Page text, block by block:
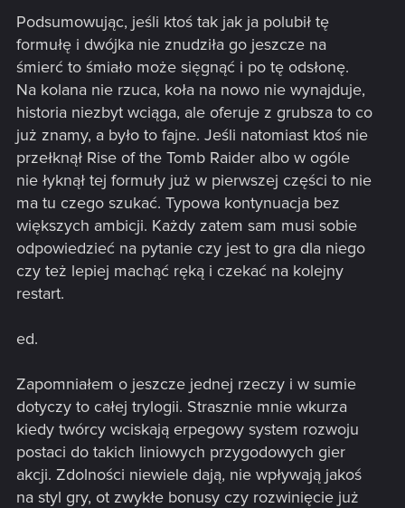
Podsumowując, jeśli ktoś tak jak ja polubił tę
formułę i dwójka nie znudziła go jeszcze na
śmierć to śmiało może sięgnąć i po tę odsłonę.
Na kolana nie rzuca, koła na nowo nie wynajduje,
historia niezbyt wciąga, ale oferuje z grubsza to co
już znamy, a było to fajne. Jeśli natomiast ktoś nie
przełknął Rise of the Tomb Raider albo w ogóle
nie łyknął tej formuły już w pierwszej części to nie
ma tu czego szukać. Typowa kontynuacja bez
większych ambicji. Każdy zatem sam musi sobie
odpowiedzieć na pytanie czy jest to gra dla niego
czy też lepiej machąć ręką i czekać na kolejny
restart.
ed.
Zapomniałem o jeszcze jednej rzeczy i w sumie
dotyczy to całej trylogii. Strasznie mnie wkurza
kiedy twórcy wciskają erpegowy system rozwoju
postaci do takich liniowych przygodowych gier
akcji. Zdolności niewiele dają, nie wpływają jakoś
na styl gry, ot zwykłe bonusy czy rozwinięcie już